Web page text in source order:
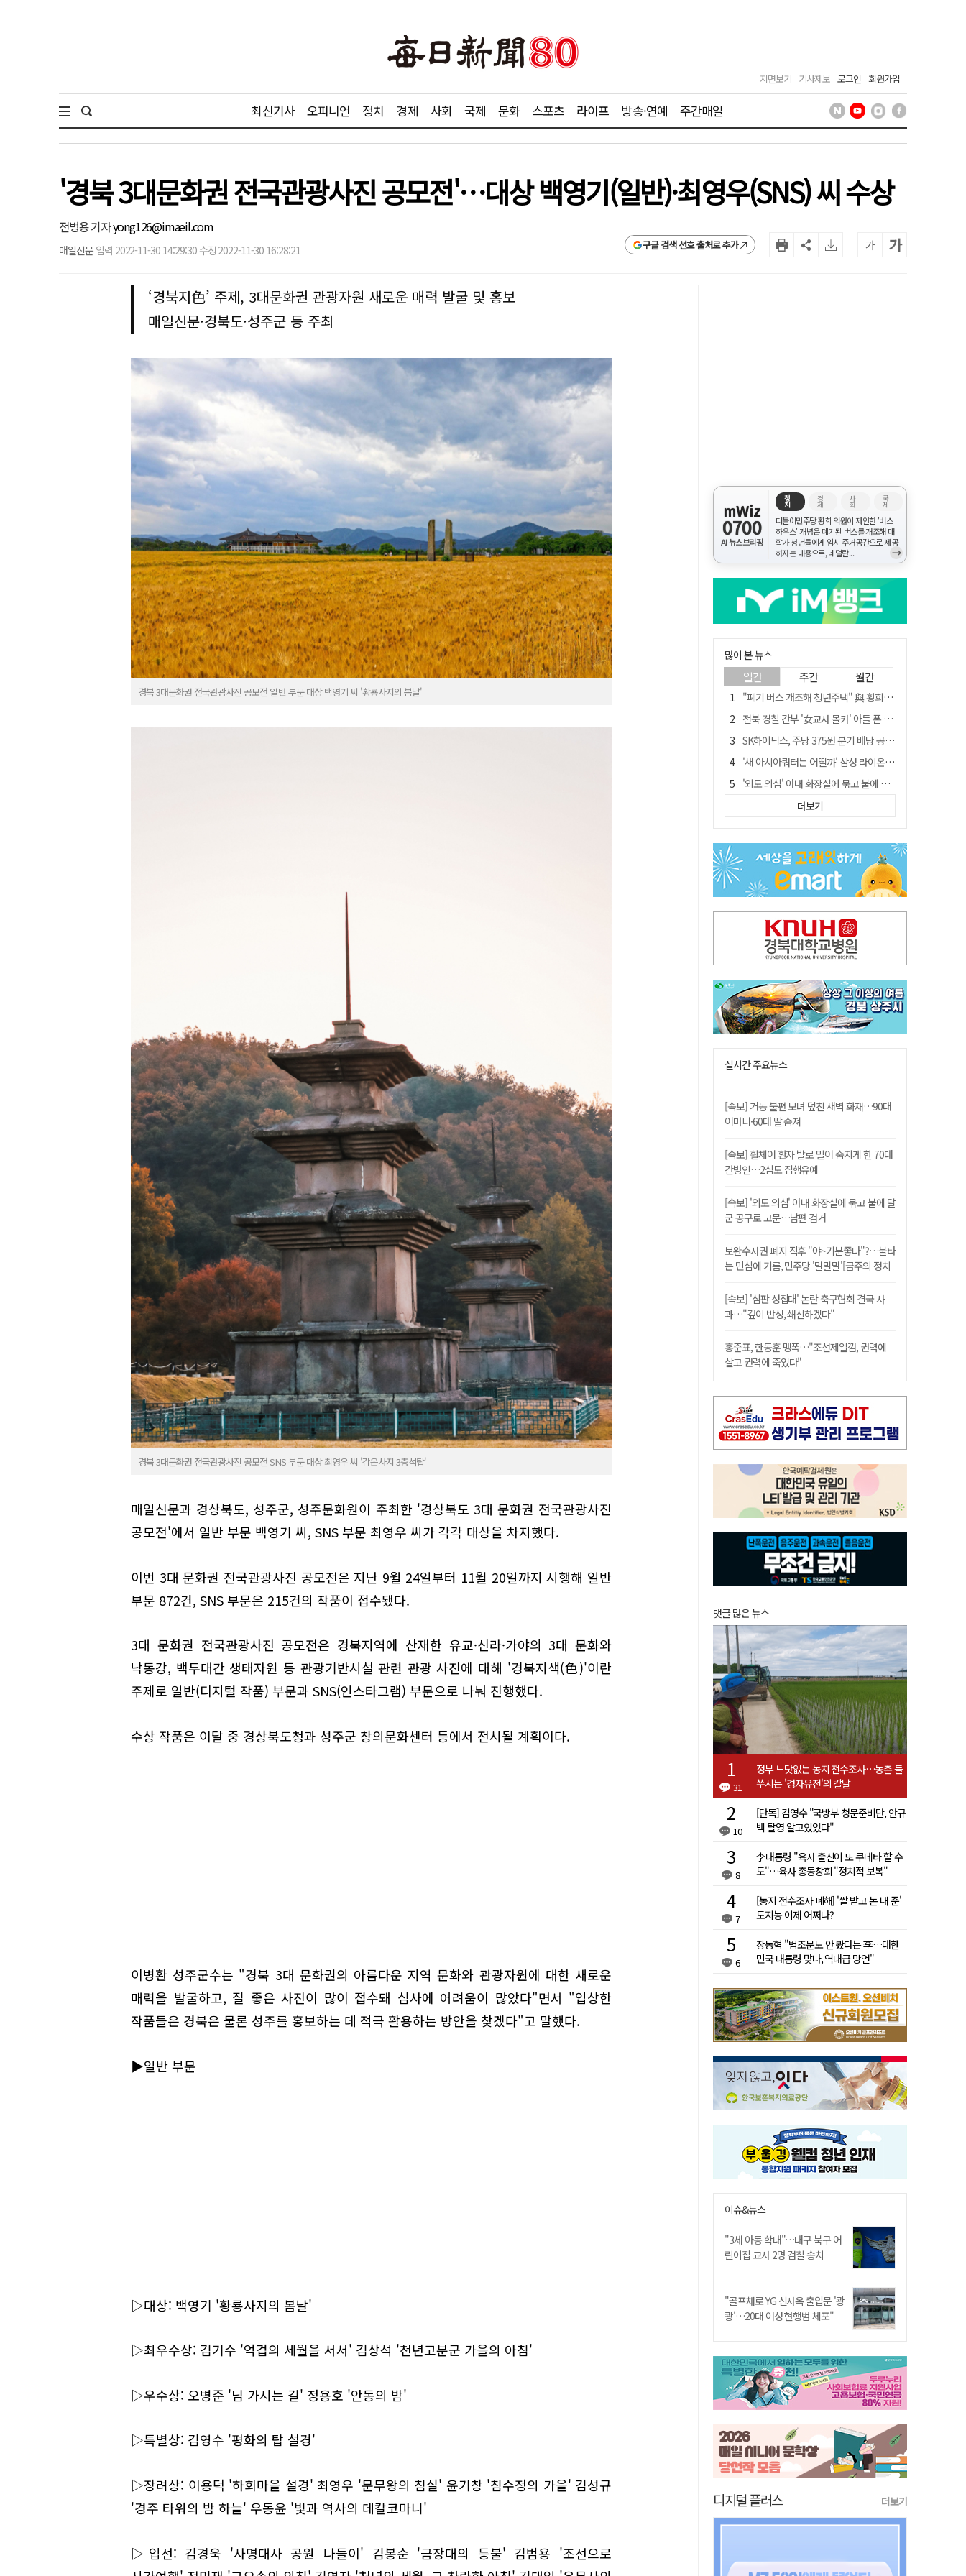
지면보기 기사제보 로그인 회원가입
최신기사 오피니언 정치 경제 사회 국제 문화 스포츠 라이프 방송·연예 주간매일
'경북 3대문화권 전국관광사진 공모전'…대상 백영기(일반)·최영우(SNS) 씨 수상
전병용 기자yong126@imaeil.com
매일신문 입력 2022-11-30 14:29:30 수정 2022-11-30 16:28:21 구글 검색 선호 출처로 추가 가 가
‘경북지色’ 주제, 3대문화권 관광자원 새로운 매력 발굴 및 홍보
매일신문·경북도·성주군 등 주최
경북 3대문화권 전국관광사진 공모전 일반 부문 대상 백영기 씨 '황룡사지의 봄날'
경북 3대문화권 전국관광사진 공모전 SNS 부문 대상 최영우 씨 '감은사지 3층석탑'
매일신문과 경상북도, 성주군, 성주문화원이 주최한 '경상북도 3대 문화권 전국관광사진
공모전'에서 일반 부문 백영기 씨, SNS 부문 최영우 씨가 각각 대상을 차지했다.
이번 3대 문화권 전국관광사진 공모전은 지난 9월 24일부터 11월 20일까지 시행해 일반
부문 872건, SNS 부문은 215건의 작품이 접수됐다.
3대 문화권 전국관광사진 공모전은 경북지역에 산재한 유교·신라·가야의 3대 문화와
낙동강, 백두대간 생태자원 등 관광기반시설 관련 관광 사진에 대해 '경북지색(色)'이란
주제로 일반(디지털 작품) 부문과 SNS(인스타그램) 부문으로 나눠 진행했다.
수상 작품은 이달 중 경상북도청과 성주군 창의문화센터 등에서 전시될 계획이다.
이병환 성주군수는 "경북 3대 문화권의 아름다운 지역 문화와 관광자원에 대한 새로운
매력을 발굴하고, 질 좋은 사진이 많이 접수돼 심사에 어려움이 많았다"면서 "입상한
작품들은 경북은 물론 성주를 홍보하는 데 적극 활용하는 방안을 찾겠다"고 말했다.
▶일반 부문
▷대상: 백영기 '황룡사지의 봄날'
▷최우수상: 김기수 '억겁의 세월을 서서' 김상석 '천년고분군 가을의 아침'
▷우수상: 오병준 '님 가시는 길' 정용호 '안동의 밤'
▷특별상: 김영수 '평화의 탑 설경'
▷장려상: 이용덕 '하회마을 설경' 최영우 '문무왕의 침실' 윤기창 '침수정의 가을' 김성규
'경주 타워의 밤 하늘' 우동윤 '빛과 역사의 데칼코마니'
▷입선: 김경욱 '사명대사 공원 나들이' 김봉순 '금장대의 등불' 김범용 '조선으로
mWiz
0700
AI 뉴스브리핑
정
치
경
제
사
회
국
제
더불어민주당 황희 의원이 제안한 '버스
하우스' 개념은 폐기된 버스를 개조해 대
학가 청년들에게 임시 주거공간으로 제공
하자는 내용으로, 네덜란...
→
많이 본 뉴스
일간 주간 월간
"폐기 버스 개조해 청년주택" 與 황희…'딸 학비는 年 4200만원'
전북 경찰 간부 '女교사 몰카' 아들 폰 부수고…"처벌 못하는 사안" 내부망에 글
SK하이닉스, 주당 375원 분기 배당 공시…"3분기 중 주주환원 방안 확정"
'새 아시아쿼터는 어떨까' 삼성 라이온즈, 새 얼굴 투수 미야모리 영입
'외도 의심' 아내 화장실에 묶고 불에 달군 공구로 고문…남편 검거
박권현 청도군수, '햇빛 연금 사업' 공약 시동걸어
경찰, 9월 초부터 상피제 전격 실시…가족 사건 수사 못해
"3세 아동 학대"…대구 북구 국공립어린이집 교사 2명 검찰 송치
봉화서 주택 에어컨 실외기에서 시작된 불… 주택 화재로 번져
더보기
실시간 주요뉴스
[속보] 거동 불편 모녀 덮친 새벽 화재…90대
어머니·60대 딸 숨져
[속보] 휠체어 환자 발로 밀어 숨지게 한 70대
간병인…2심도 집행유예
[속보] '외도 의심' 아내 화장실에 묶고 불에 달
군 공구로 고문…남편 검거
보완수사권 폐지 직후 "야~기분좋다"?…불타
는 민심에 기름, 민주당 '말말말'[금주의 정치
[속보] '심판 성접대' 논란 축구협회 결국 사
과…"깊이 반성, 쇄신하겠다"
홍준표, 한동훈 맹폭…"조선제일껌, 권력에
살고 권력에 죽었다"
댓글 많은 뉴스
31
정부 느닷없는 농지 전수조사…농촌 들
쑤시는 '경자유전'의 칼날
10
[단독] 김영수 "국방부 청문준비단, 안규
백 탈영 알고있었다"
8
李대통령 "육사 출신이 또 쿠데타 할 수
도"…육사 총동창회 "정치적 보복"
7
[농지 전수조사 폐해] '쌀 받고 논 내 준'
도지농 이제 어쩌나?
6
장동혁 "법조문도 안 봤다는 李…대한
민국 대통령 맞나, 역대급 망언"
이슈&뉴스
"3세 아동 학대"…대구 북구 어
린이집 교사 2명 검찰 송치
"골프채로 YG 신사옥 출입문 '쾅
쾅'…20대 여성 현행범 체포"
디지털 플러스 더보기